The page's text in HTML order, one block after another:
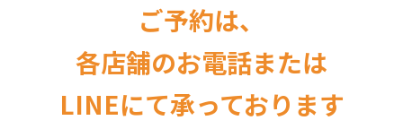
ご予約は、
各店舗のお電話または
LINEにて承っております